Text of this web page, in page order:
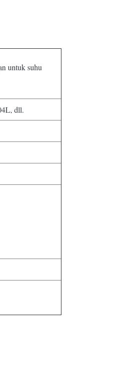
untuk suhu
dll.